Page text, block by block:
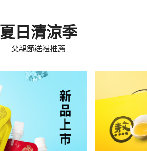
夏日清涼季
父親節送禮推薦